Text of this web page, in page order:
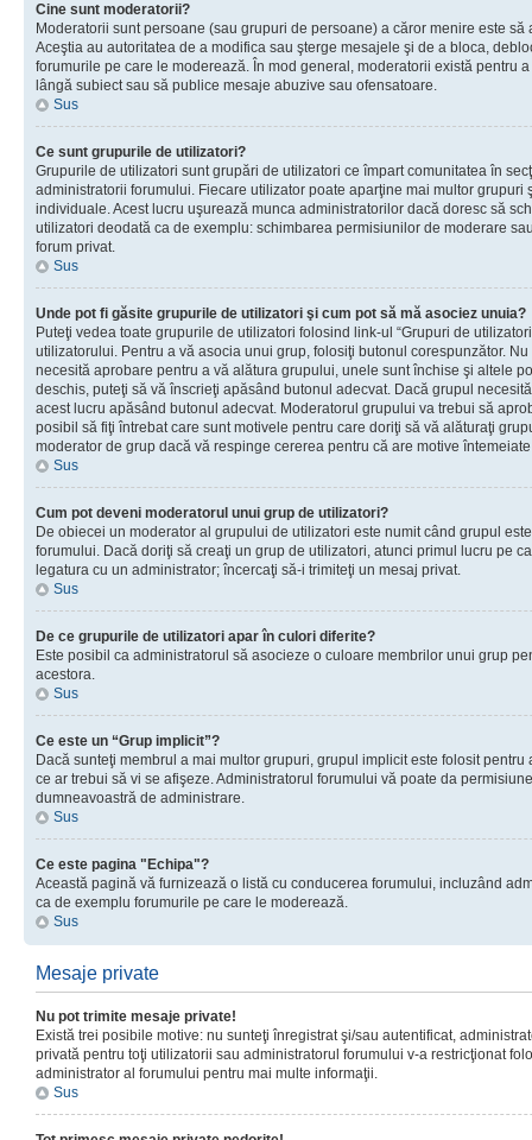
Cine sunt moderatorii?
Moderatorii sunt persoane (sau grupuri de persoane) a căror menire este
Aceştia au autoritatea de a modifica sau şterge mesajele şi de a bloca,
forumurile pe care le moderează. În mod general, moderatorii există pentru
lângă subiect sau să publice mesaje abuzive sau ofensatoare.
Sus
Ce sunt grupurile de utilizatori?
Grupurile de utilizatori sunt grupări de utilizatori ce împart comunitatea în
administratorii forumului. Fiecare utilizator poate aparţine mai multor grupuri
individuale. Acest lucru uşurează munca administratorilor dacă doresc să
utilizatori deodată ca de exemplu: schimbarea permisiunilor de moderare
forum privat.
Sus
Unde pot fi găsite grupurile de utilizatori şi cum pot să mă asociez unuia?
Puteţi vedea toate grupurile de utilizatori folosind link-ul “Grupuri de
utilizatorului. Pentru a vă asocia unui grup, folosiţi butonul corespunzător.
necesită aprobare pentru a vă alătura grupului, unele sunt închise şi altele
deschis, puteţi să vă înscrieţi apăsând butonul adecvat. Dacă grupul
acest lucru apăsând butonul adecvat. Moderatorul grupului va trebui să
posibil să fiţi întrebat care sunt motivele pentru care doriţi să vă alăturaţi
moderator de grup dacă vă respinge cererea pentru că are motive
Sus
Cum pot deveni moderatorul unui grup de utilizatori?
De obiecei un moderator al grupului de utilizatori este numit când grupul
forumului. Dacă doriţi să creaţi un grup de utilizatori, atunci primul lucru pe
legatura cu un administrator; încercaţi să-i trimiteţi un mesaj privat.
Sus
De ce grupurile de utilizatori apar în culori diferite?
Este posibil ca administratorul să asocieze o culoare membrilor unui grup
acestora.
Sus
Ce este un “Grup implicit”?
Dacă sunteţi membrul a mai multor grupuri, grupul implicit este folosit
ce ar trebui să vi se afişeze. Administratorul forumului vă poate da
dumneavoastră de administrare.
Sus
Ce este pagina "Echipa"?
Această pagină vă furnizează o listă cu conducerea forumului, incluzând
ca de exemplu forumurile pe care le moderează.
Sus
Mesaje private
Nu pot trimite mesaje private!
Există trei posibile motive: nu sunteţi înregistrat şi/sau autentificat,
privată pentru toţi utilizatorii sau administratorul forumului v-a restricţionat
administrator al forumului pentru mai multe informaţii.
Sus